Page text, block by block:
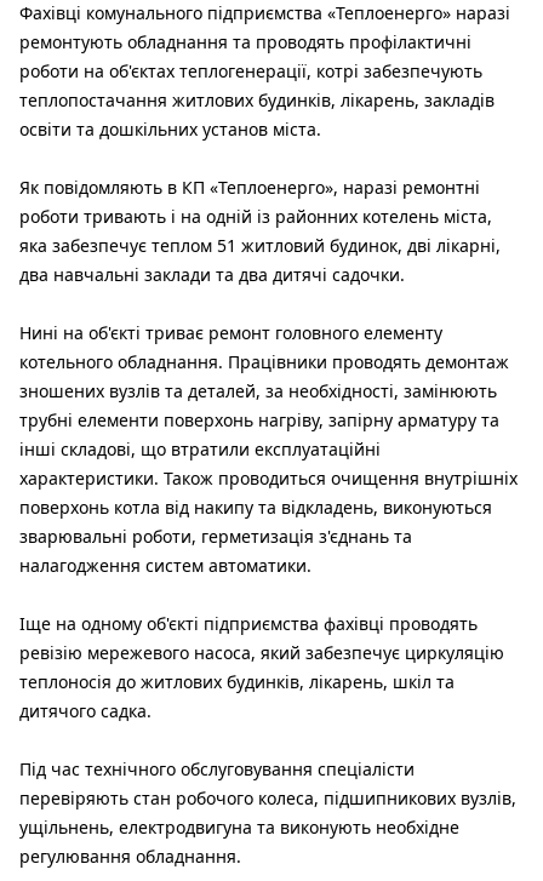
Фахівці комунального підприємства «Теплоенерго» наразі
ремонтують обладнання та проводять профілактичні
роботи на об'єктах теплогенерації, котрі забезпечують
теплопостачання житлових будинків, лікарень, закладів
освіти та дошкільних установ міста.
Як повідомляють в КП «Теплоенерго», наразі ремонтні
роботи тривають і на одній із районних котелень міста,
яка забезпечує теплом 51 житловий будинок, дві лікарні,
два навчальні заклади та два дитячі садочки.
Нині на об'єкті триває ремонт головного елементу
котельного обладнання. Працівники проводять демонтаж
зношених вузлів та деталей, за необхідності, замінюють
трубні елементи поверхонь нагріву, запірну арматуру та
інші складові, що втратили експлуатаційні
характеристики. Також проводиться очищення внутрішніх
поверхонь котла від накипу та відкладень, виконуються
зварювальні роботи, герметизація з'єднань та
налагодження систем автоматики.
Іще на одному об'єкті підприємства фахівці проводять
ревізію мережевого насоса, який забезпечує циркуляцію
теплоносія до житлових будинків, лікарень, шкіл та
дитячого садка.
Під час технічного обслуговування спеціалісти
перевіряють стан робочого колеса, підшипникових вузлів,
ущільнень, електродвигуна та виконують необхідне
регулювання обладнання.